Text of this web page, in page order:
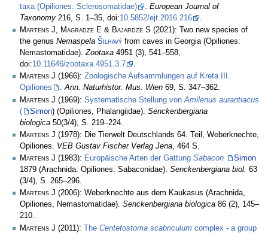
taxa (Opiliones: Sclerosomatidae)
. European Journal of
Taxonomy 216, S. 1–35, doi:10.5852/ejt.2016.216
.
Martens J, Magradze E & Bajardze S (2021): Two new species of
the genus Nemaspela Šilhavý from caves in Georgia (Opiliones:
Nemastomatidae).Zootaxa 4951 (3), 541–558,
doi:10.11646/zootaxa.4951.3.7
.
Martens J (1966): Zoologische Aufsammlungen auf Kreta III.
Opiliones
.Ann. Naturhistor. Mus. Wien 69, S. 347–362.
Martens J (1969): Systematische Stellung von Amilenus aurantiacus
(
Simon) (Opiliones, Phalangiidae). Senckenbergiana
biologica 50(3/4), S. 219–224.
Martens J (1978): Die Tierwelt Deutschlands 64. Teil, Weberknechte,
Opiliones. VEB Gustav Fischer Verlag Jena, 464 S.
Martens J (1983): Europäische Arten der Gattung Sabacon
Simon
1879 (Arachnida: Opiliones: Sabaconidae). Senckenbergiana biol. 63
(3/4), S. 265–296.
Martens J (2006): Weberknechte aus dem Kaukasus (Arachnida,
Opiliones, Nemastomatidae). Senckenbergiana biologica 86 (2), 145–
210.
Martens J (2011): The Centetostoma scabriculum complex - a group